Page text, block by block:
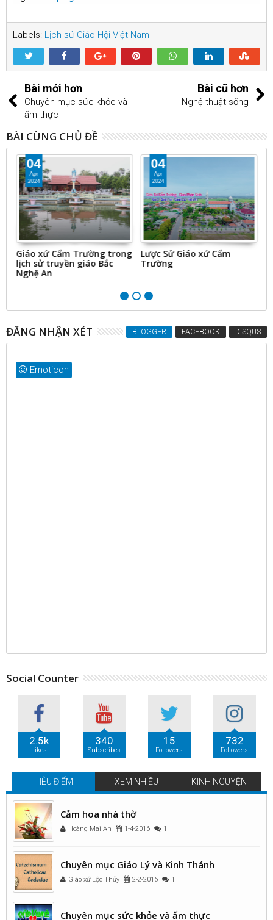
Labels: Lịch sử Giáo Hội Việt Nam
Bài mới hơn
Chuyên mục sức khỏe và
ẩm thực
Bài cũ hơn
Nghệ thuật sống
BÀI CÙNG CHỦ ĐỀ
04
Apr
2024
Giáo xứ Cẩm Trường trong
lịch sử truyền giáo Bắc
Nghệ An
04
Apr
2024
Lược Sử Giáo xứ Cẩm
Trường
ĐĂNG NHẬN XÉT BLOGGER FACEBOOK DISQUS
Emoticon
Social Counter
2.5k
Likes
340
Subscribes
15
Followers
732
Followers
TIÊU ĐIỂM XEM NHIỀU KINH NGUYỆN
Cắm hoa nhà thờ
Hoàng Mai An 1-4-2016 1
Chuyên mục Giáo Lý và Kinh Thánh
Giáo xứ Lộc Thủy 2-2-2016 1
Chuyên mục sức khỏe và ẩm thực